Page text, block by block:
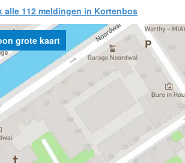
alle 112 meldingen in Kortenbos
grote kaart